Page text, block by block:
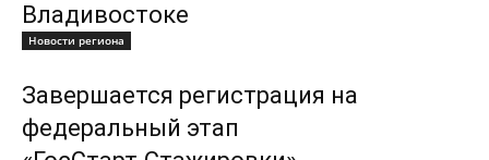
Владивостоке
Новости региона
Завершается регистрация на
федеральный этап